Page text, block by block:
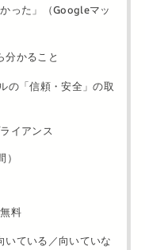
った」（Googleマッ
分かること
の「信頼・安全」の取
イアンス
）
料
いている／向いていな